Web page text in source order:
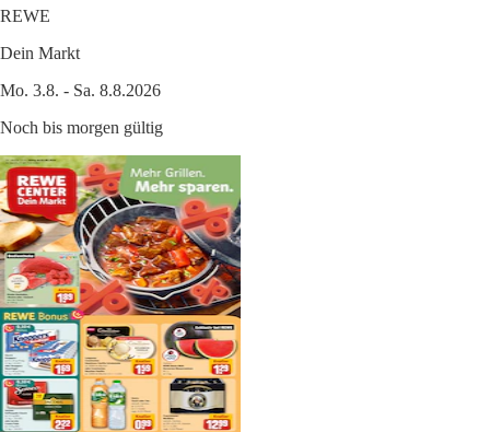
REWE
Dein Markt
Mo. 3.8. - Sa. 8.8.2026
Noch bis morgen gültig